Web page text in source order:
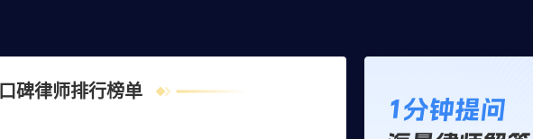
己满意且合适案情的！
碑律师排行榜单